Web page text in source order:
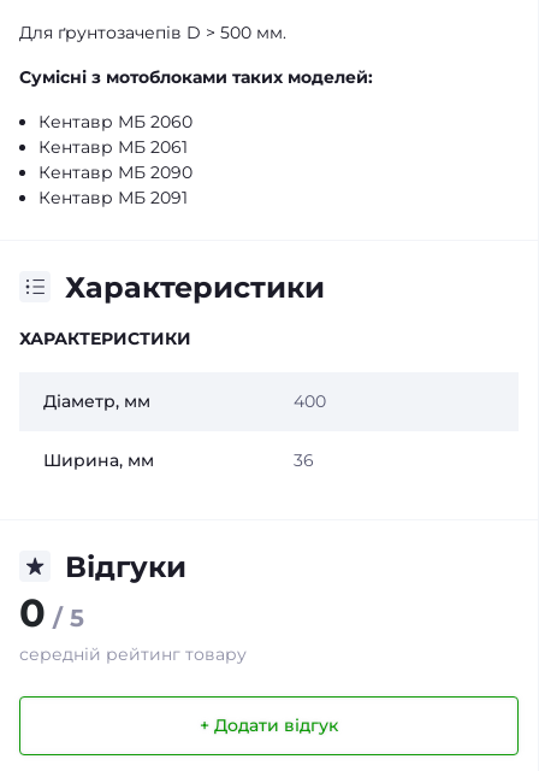
Для ґрунтозачепів D > 500 мм.
Сумісні з мотоблоками таких моделей:
Кентавр МБ 2060
Кентавр МБ 2061
Кентавр МБ 2090
Кентавр МБ 2091
Характеристики
ХАРАКТЕРИСТИКИ
Діаметр, мм 400
Ширина, мм 36
Відгуки
0 / 5
середній рейтинг товару
+ Додати відгук